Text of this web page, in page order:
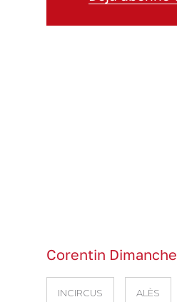
Corentin Dimanche
INCIRCUS ALÈS